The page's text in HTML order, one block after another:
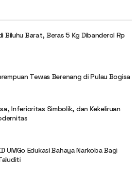
Biluhu Barat, Beras 5 Kg Dibanderol Rp
Tewas Berenang di Pulau Bogisa
Inferioritas Simbolik, dan Kekeliruan
UMGo Edukasi Bahaya Narkoba Bagi